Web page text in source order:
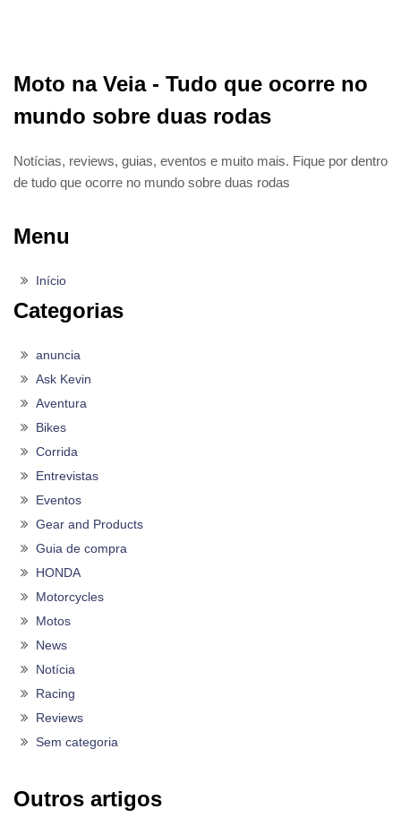
Moto na Veia - Tudo que ocorre no
mundo sobre duas rodas
Notícias, reviews, guias, eventos e muito mais. Fique por dentro
de tudo que ocorre no mundo sobre duas rodas
Menu
Início
Categorias
anuncia
Ask Kevin
Aventura
Bikes
Corrida
Entrevistas
Eventos
Gear and Products
Guia de compra
HONDA
Motorcycles
Motos
News
Notícia
Racing
Reviews
Sem categoria
Outros artigos